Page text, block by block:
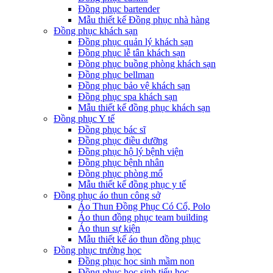
Đồng phục bartender
Mẫu thiết kế Đồng phục nhà hàng
Đồng phục khách sạn
Đồng phục quản lý khách sạn
Đồng phục lễ tân khách sạn
Đồng phục buồng phòng khách sạn
Đồng phục bellman
Đồng phục bảo vệ khách sạn
Đồng phục spa khách sạn
Mẫu thiết kế đồng phục khách sạn
Đồng phục Y tế
Đồng phục bác sĩ
Đồng phục điều dưỡng
Đồng phục hộ lý bệnh viện
Đồng phục bệnh nhân
Đồng phục phòng mổ
Mẫu thiết kế đồng phục y tế
Đồng phục áo thun công sở
Áo Thun Đồng Phục Có Cổ, Polo
Áo thun đồng phục team building
Áo thun sự kiện
Mẫu thiết kế áo thun đồng phục
Đồng phục trường học
Đồng phục học sinh mầm non